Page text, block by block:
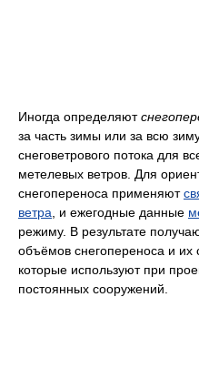
Иногда определяют
за часть зимы или за всю
снеговетрового потока для
метелевых ветров. Для
снегопереноса применяют
ветра , и ежегодные данные
режиму. В результате
объёмов снегопереноса и их
которые используют при
постоянных сооружений.